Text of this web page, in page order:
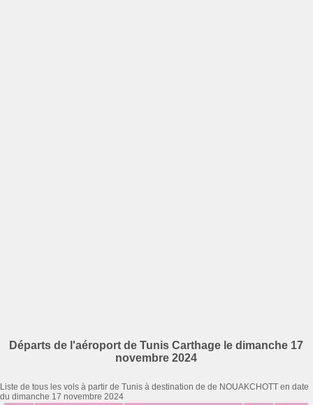
Départs de l'aéroport de Tunis Carthage le dimanche 17
novembre 2024
Liste de tous les vols à partir de Tunis à destination de de NOUAKCHOTT en date
du dimanche 17 novembre 2024